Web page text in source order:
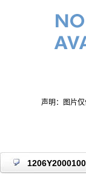
声明：图片仅